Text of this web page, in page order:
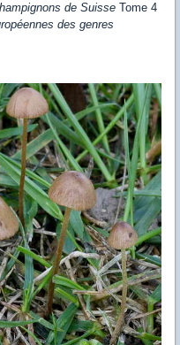
de Suisse Tome 4
des genres